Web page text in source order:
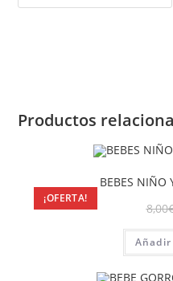
Productos
¡OFERTA!
BEBES NIÑO
8,00